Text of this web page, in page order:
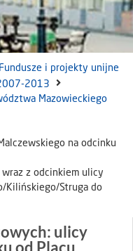
Fundusze i projekty unijne
2013
Mazowieckiego
na odcinku
wraz z odcinkiem ulicy
Kilińskiego/Struga do
ulicy
od Placu